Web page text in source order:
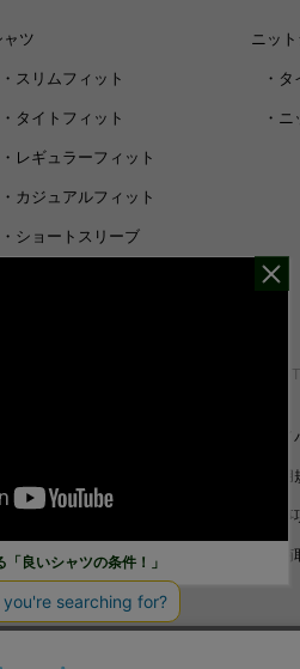
ャツ
・ スリムフィット
・ タイトフィット
・ レギュラーフィット
・ カジュアルフィット
・ ショートスリーブ
ニッ
・ タ
・ ニ
用ガイド
い合わせ
プラ
ご利用
免責事
特定
良いシャツの条件！」